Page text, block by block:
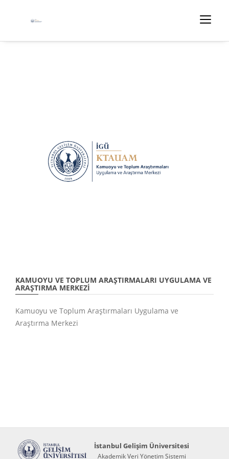
KAMUOYU VE TOPLUM ARAŞTIRMALARI UYGULAMA VE
ARAŞTIRMA MERKEZI
Kamuoyu ve Toplum Araştırmaları Uygulama ve
Araştırma Merkezi
İstanbul Gelişim Üniversitesi
Akademik Veri Yönetim Sistemi